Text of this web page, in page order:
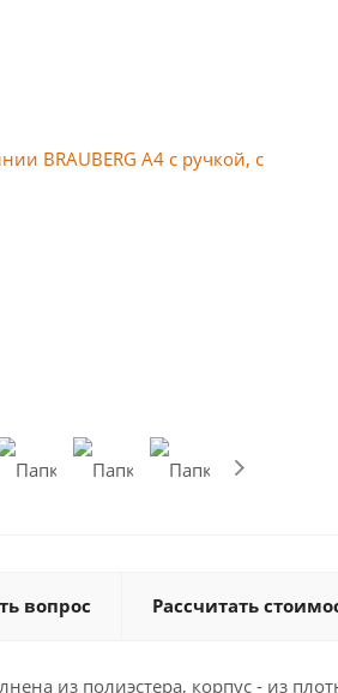
вопрос Рассчитать
из полиэстера, корпус - из